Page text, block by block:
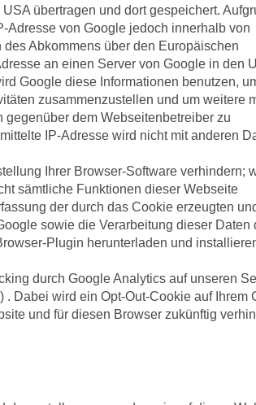
übertragen und dort gespeichert.
Adresse von Google jedoch innerhalb von
Abkommens über den Europäischen
an einen Server von Google in den
Google diese Informationen benutzen,
zusammenzustellen und um weitere
dem Webseitenbetreiber zu
IP-Adresse wird nicht mit anderen
Ihrer Browser-Software verhindern;
sämtliche Funktionen dieser Webseite
der durch das Cookie erzeugten
sowie die Verarbeitung dieser Daten
Plugin herunterladen und
durch Google Analytics auf unseren
) . Dabei wird ein Opt-Out-Cookie auf Ihrem
und für diesen Browser zukünftig